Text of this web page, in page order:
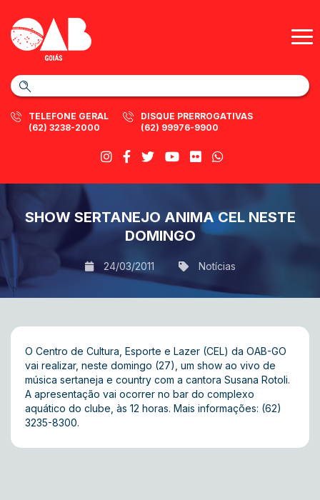
TELEFONE GERAL
(62) 3238-2000
DISQUE PRERROGATIVAS
(62) 99976-9900
SHOW SERTANEJO ANIMA CEL NESTE
DOMINGO
24/03/2011 Notícias
O Centro de Cultura, Esporte e Lazer (CEL) da OAB-GO
vai realizar, neste domingo (27), um show ao vivo de
música sertaneja e country com a cantora Susana Rotoli.
A apresentação vai ocorrer no bar do complexo
aquático do clube, às 12 horas. Mais informações: (62)
3235-8300.